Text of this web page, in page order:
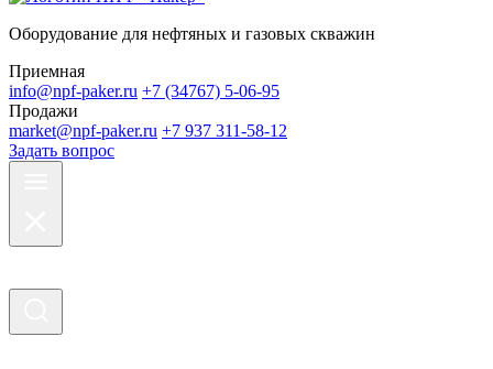
Оборудование для нефтяных и газовых скважин
Приемная
info@npf-paker.ru +7 (34767) 5-06-95
Продажи
market@npf-paker.ru +7 937 311-58-12
Задать вопрос